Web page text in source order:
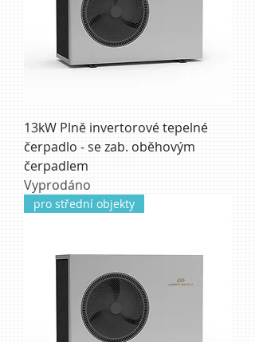
13kW Plně invertorové tepelné
čerpadlo - se zab. oběhovým
čerpadlem
Vyprodáno
pro střední objekty